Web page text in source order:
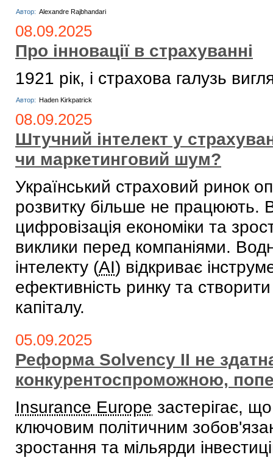
Автор: Alexandre Rajbhandari
08.09.2025
Про інновації в страхуванні
1921 рік, і страхова галузь
Автор: Haden Kirkpatrick
08.09.2025
Штучний інтелект у
чи маркетинговий шум?
Український страховий ринок
розвитку більше не працюють.
цифровізація економіки та
виклики перед компаніями.
інтелекту (AI) відкриває
ефективність ринку та
капіталу.
05.09.2025
Реформа Solvency II не
конкурентоспроможною,
Insurance Europe застерігає,
ключовим політичним
зростання та мільярди